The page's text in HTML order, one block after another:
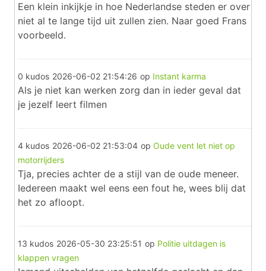
Een klein inkijkje in hoe Nederlandse steden er over
niet al te lange tijd uit zullen zien. Naar goed Frans
voorbeeld.
0 kudos 2026-06-02 21:54:26 op Instant karma
Als je niet kan werken zorg dan in ieder geval dat
je jezelf leert filmen
4 kudos 2026-06-02 21:53:04 op Oude vent let niet op
motorrijders
Tja, precies achter de a stijl van de oude meneer.
Iedereen maakt wel eens een fout he, wees blij dat
het zo afloopt.
13 kudos 2026-05-30 23:25:51 op Politie uitdagen is
klappen vragen